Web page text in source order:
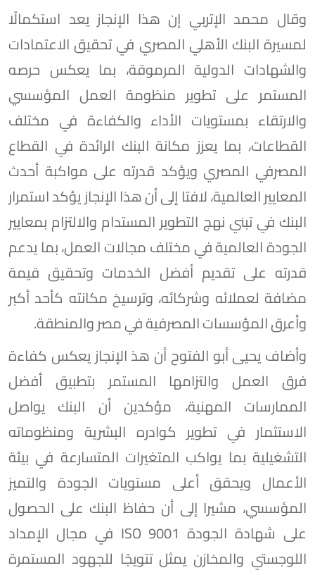
وقال محمد الإتربي إن هذا الإنجاز يعد استكمالًا
لمسيرة البنك الأهلي المصري في تحقيق الاعتمادات
والشهادات الدولية المرموقة، بما يعكس حرصه
المستمر على تطوير منظومة العمل المؤسسي
والارتقاء بمستويات الأداء والكفاءة في مختلف
القطاعات، بما يعزز مكانة البنك الرائدة في القطاع
المصرفي المصري ويؤكد قدرته على مواكبة أحدث
المعايير العالمية، لافتا إلى أن هذا الإنجاز يؤكد استمرار
البنك في تبني نهج التطوير المستدام والالتزام بمعايير
الجودة العالمية في مختلف مجالات العمل، بما يدعم
قدرته على تقديم أفضل الخدمات وتحقيق قيمة
مضافة لعملائه وشركائه، وترسيخ مكانته كأحد أكبر
وأعرق المؤسسات المصرفية في مصر والمنطقة.
وأضاف يحيى أبو الفتوح أن هذ الإنجاز يعكس كفاءة
فرق العمل والتزامها المستمر بتطبيق أفضل
الممارسات المهنية، مؤكدين أن البنك يواصل
الاستثمار في تطوير كوادره البشرية ومنظوماته
التشغيلية بما يواكب المتغيرات المتسارعة في بيئة
الأعمال ويحقق أعلى مستويات الجودة والتميز
المؤسسي، مشيرا إلى أن حفاظ البنك على الحصول
على شهادة الجودة ISO 9001 في مجال الإمداد
اللوجستي والمخازن يمثل تتويجًا للجهود المستمرة